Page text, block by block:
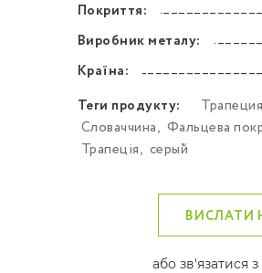
Покриття:
Виробник металу:
Країна:
Теги продукту:
Трапеция
Словаччина, Фальцева
Трапеція, серый
ВИСЛАТИ
або зв'язатися